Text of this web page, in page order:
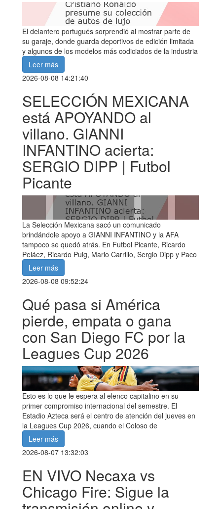
El delantero portugués sorprendió al mostrar parte de
su garaje, donde guarda deportivos de edición limitada
y algunos de los modelos más codiciados de la industria
Leer más
2026-08-08 14:21:40
SELECCIÓN MEXICANA
está APOYANDO al
villano. GIANNI
INFANTINO acierta:
SERGIO DIPP | Futbol
Picante
La Selección Mexicana sacó un comunicado
brindándole apoyo a GIANNI INFANTINO y la AFA
tampoco se quedó atrás. En Futbol Picante, Ricardo
Peláez, Ricardo Puig, Mario Carrillo, Sergio Dipp y Paco
Leer más
2026-08-08 09:52:24
Qué pasa si América
pierde, empata o gana
con San Diego FC por la
Leagues Cup 2026
Esto es lo que le espera al elenco capitalino en su
primer compromiso internacional del semestre. El
Estadio Azteca será el centro de atención del jueves en
la Leagues Cup 2026, cuando el Coloso de
Leer más
2026-08-07 13:32:03
EN VIVO Necaxa vs
Chicago Fire: Sigue la